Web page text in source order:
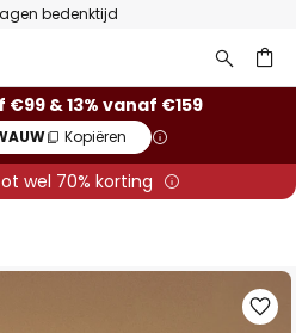
bedenktijd
€99 & 13% vanaf €159
Kopiëren
wel 70% korting